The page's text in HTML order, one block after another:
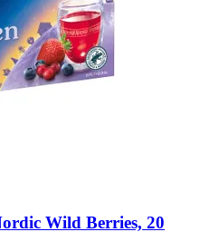
Wild Berries, 20